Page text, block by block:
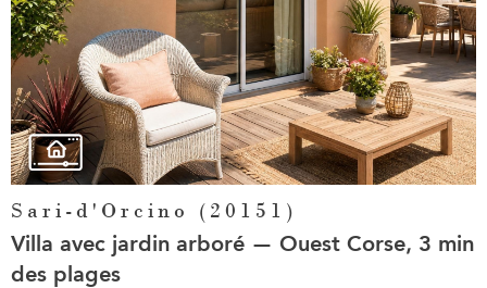
Sari-d'Orcino (20151)
Villa avec jardin arboré — Ouest Corse, 3 min
des plages